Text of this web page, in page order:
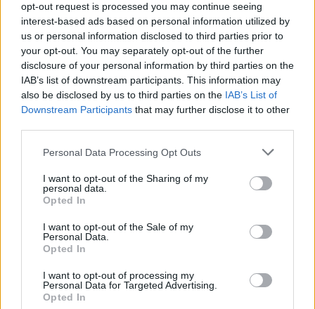
opt-out request is processed you may continue seeing
interest-based ads based on personal information utilized by
us or personal information disclosed to third parties prior to
your opt-out. You may separately opt-out of the further
disclosure of your personal information by third parties on the
IAB’s list of downstream participants. This information may
also be disclosed by us to third parties on the IAB’s List of
Downstream Participants that may further disclose it to other
Personal Data Processing Opt Outs
I want to opt-out of the Sharing of my
personal data.
Opted In
I want to opt-out of the Sale of my
Personal Data.
Opted In
I want to opt-out of processing my
Personal Data for Targeted Advertising.
Opted In
Dibrani pret zyrtarë të FBI-së,
diskutohet forcimi i sigurisë
dhe parandalimi i terrorizmit